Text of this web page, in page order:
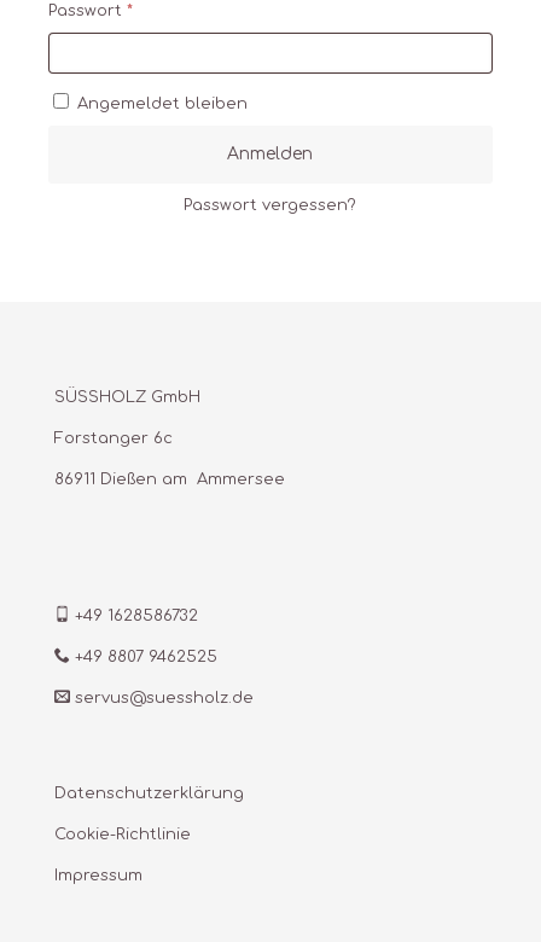
Passwort *Erforderlich
Angemeldet bleiben
Anmelden
Passwort vergessen?
SÜSSHOLZ GmbH
Forstanger 6c
86911 Dießen am Ammersee
+49 1628586732
+49 8807 9462525
servus@suessholz.de
Datenschutzerklärung
Cookie-Richtlinie
Impressum